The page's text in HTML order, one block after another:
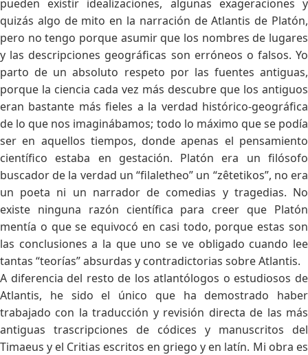
pueden existir idealizaciones, algunas exageraciones y
quizás algo de mito en la narración de Atlantis de Platón,
pero no tengo porque asumir que los nombres de lugares
y las descripciones geográficas son erróneos o falsos. Yo
parto de un absoluto respeto por las fuentes antiguas,
porque la ciencia cada vez más descubre que los antiguos
eran bastante más fieles a la verdad histórico-geográfica
de lo que nos imaginábamos; todo lo máximo que se podía
ser en aquellos tiempos, donde apenas el pensamiento
científico estaba en gestación. Platón era un filósofo
buscador de la verdad un “filaletheo” un “zêtetikos”, no era
un poeta ni un narrador de comedias y tragedias. No
existe ninguna razón científica para creer que Platón
mentía o que se equivocó en casi todo, porque estas son
las conclusiones a la que uno se ve obligado cuando lee
tantas “teorías” absurdas y contradictorias sobre Atlantis.
A diferencia del resto de los atlantólogos o estudiosos de
Atlantis, he sido el único que ha demostrado haber
trabajado con la traducción y revisión directa de las más
antiguas trascripciones de códices y manuscritos del
Timaeus y el Critias escritos en griego y en latín. Mi obra es